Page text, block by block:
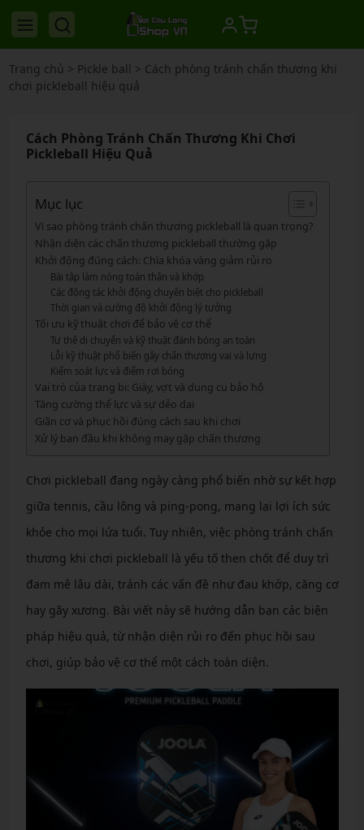
Trang chủ > Pickle ball > Cách phòng tránh chấn thương khi
chơi pickleball hiệu quả
Cách Phòng Tránh Chấn Thương Khi Chơi
Pickleball Hiệu Quả
Mục lục
Vì sao phòng tránh chấn thương pickleball là quan trọng?
Nhận diện các chấn thương pickleball thường gặp
Khởi động đúng cách: Chìa khóa vàng giảm rủi ro
Bài tập làm nóng toàn thân và khớp
Các động tác khởi động chuyên biệt cho pickleball
Thời gian và cường độ khởi động lý tưởng
Tối ưu kỹ thuật chơi để bảo vệ cơ thể
Tư thế di chuyển và kỹ thuật đánh bóng an toàn
Lỗi kỹ thuật phổ biến gây chấn thương vai và lưng
Kiểm soát lực và điểm rơi bóng
Vai trò của trang bị: Giày, vợt và dụng cụ bảo hộ
Tăng cường thể lực và sự dẻo dai
Giãn cơ và phục hồi đúng cách sau khi chơi
Xử lý ban đầu khi không may gặp chấn thương
Chơi pickleball đang ngày càng phổ biến nhờ sự kết hợp
giữa tennis, cầu lông và ping-pong, mang lại lợi ích sức
khỏe cho mọi lứa tuổi. Tuy nhiên, việc phòng tránh chấn
thương khi chơi pickleball là yếu tố then chốt để duy trì
đam mê lâu dài, tránh các vấn đề như đau khớp, căng cơ
hay gãy xương. Bài viết này sẽ hướng dẫn bạn các biện
pháp hiệu quả, từ nhận diện rủi ro đến phục hồi sau
chơi, giúp bảo vệ cơ thể một cách toàn diện.